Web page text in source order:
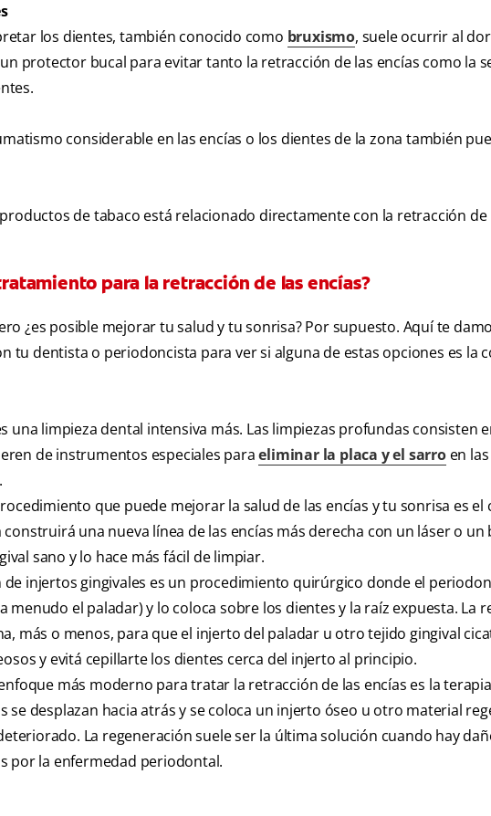
los dientes, también conocido como bruxismo, suele ocurrir al
protector bucal para evitar tanto la retracción de las encías como la
considerable en las encías o los dientes de la zona también
de tabaco está relacionado directamente con la retracción de
para la retracción de las encías?
¿es posible mejorar tu salud y tu sonrisa? Por supuesto. Aquí te
tu dentista o periodoncista para ver si alguna de estas opciones es la
una limpieza dental intensiva más. Las limpiezas profundas consisten
de instrumentos especiales paraeliminar la placa y el sarroen las
que puede mejorar la salud de las encías y tu sonrisa es
una nueva línea de las encías más derecha con un láser o
sano y lo hace más fácil de limpiar.
de injertos gingivales es un procedimiento quirúrgico donde el
menudo el paladar) y lo coloca sobre los dientes y la raíz expuesta. La
más o menos, para que el injerto del paladar u otro tejido gingival
y evitá cepillarte los dientes cerca del injerto al principio.
más moderno para tratar la retracción de las encías es la
se desplazan hacia atrás y se coloca un injerto óseo u otro material
La regeneración suele ser la última solución cuando hay
por la enfermedad periodontal.